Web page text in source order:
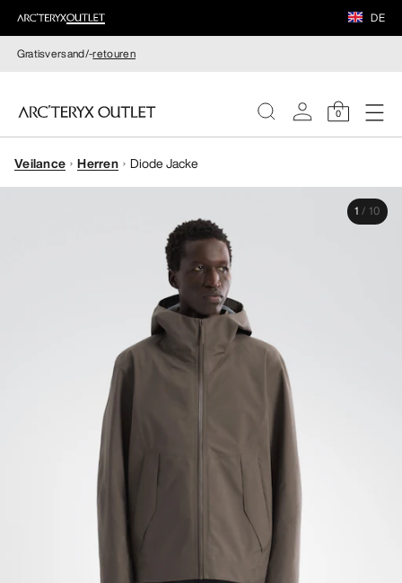
DE
Gratisversand/-retouren
0
DAMEN
Veilance Herren Diode Jacke
1 / 10